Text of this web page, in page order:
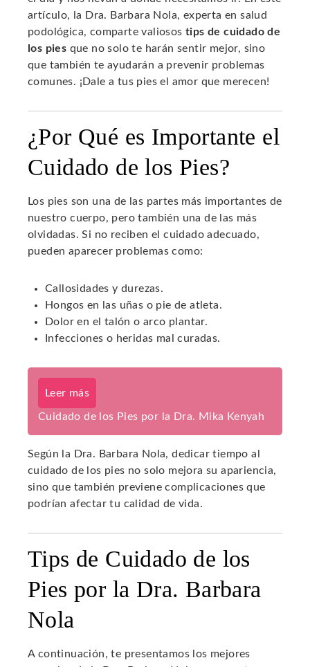
artículo, la Dra. Barbara Nola, experta en salud
podológica, comparte valiosos tips de cuidado de
los pies que no solo te harán sentir mejor, sino
que también te ayudarán a prevenir problemas
comunes. ¡Dale a tus pies el amor que merecen!
¿Por Qué es Importante el
Cuidado de los Pies?
Los pies son una de las partes más importantes de
nuestro cuerpo, pero también una de las más
olvidadas. Si no reciben el cuidado adecuado,
pueden aparecer problemas como:
Callosidades y durezas.
Hongos en las uñas o pie de atleta.
Dolor en el talón o arco plantar.
Infecciones o heridas mal curadas.
Leer más
Cuidado de los Pies por la Dra. Mika Kenyah
Según la Dra. Barbara Nola, dedicar tiempo al
cuidado de los pies no solo mejora su apariencia,
sino que también previene complicaciones que
podrían afectar tu calidad de vida.
Tips de Cuidado de los
Pies por la Dra. Barbara
Nola
A continuación, te presentamos los mejores